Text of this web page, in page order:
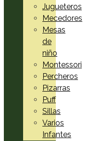
Jugueteros
Mecedores
Mesas
de
niño
Montessori
Percheros
Pizarras
Puff
Sillas
Varios
Infantes